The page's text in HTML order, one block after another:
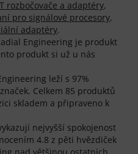
rozbočovače a adaptéry,
pro signálové procesory,
adaptéry.
Engineering je produkt
produkt si už u nás
leží s 97%
Celkem 85 produktů
skladem a připraveno k
nejvyšší spokojenost
4.8 z pěti hvězdiček